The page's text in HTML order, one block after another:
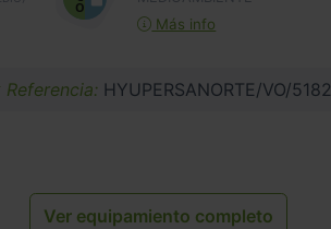
Más info
Referencia: HYUPERSANORTE/VO/5182
Ver equipamiento completo